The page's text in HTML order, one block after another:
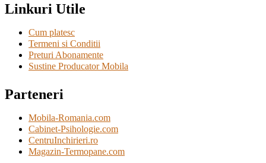
Linkuri Utile
Cum platesc
Termeni si Conditii
Preturi Abonamente
Sustine Producator Mobila
Parteneri
Mobila-Romania.com
Cabinet-Psihologie.com
CentruInchirieri.ro
Magazin-Termopane.com